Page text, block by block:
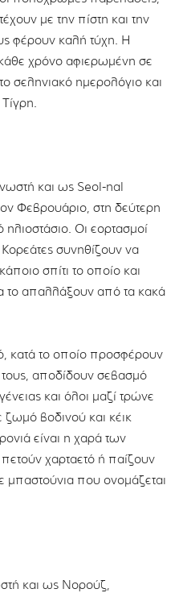
με την πίστη και την
φέρουν καλή τύχη. Η
κάθε χρόνο αφιερωμένη σε
σεληνιακό ημερολόγιο και
και ως Seol-nal
Φεβρουάριο, στη δεύτερη
ηλιοστάσιο. Οι εορτασμοί
Κορεάτες συνηθίζουν να
σπίτι το οποίο και
το απαλλάξουν από τα κακά
κατά το οποίο προσφέρουν
αποδίδουν σεβασμό
και όλοι μαζί τρώνε
βοδινού και κέικ
είναι η χαρά των
χαρταετό ή παίζουν
μπαστούνια που ονομάζεται
και ως Νορούζ,